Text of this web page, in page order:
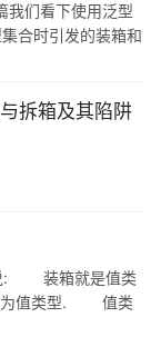
我们看下使用泛型
合时引发的装箱和
代码声明了一个
拆箱及其陷阱
: 装箱就是值类
为值类型. 值类